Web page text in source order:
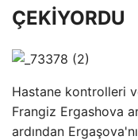
ÇEKİYORDU
Hastane kontrolleri
Frangiz Ergashova
ardından